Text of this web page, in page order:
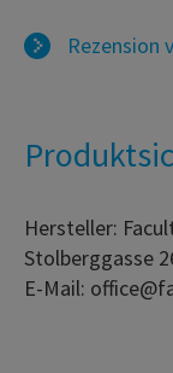
Rezension
Hersteller:
Stolberggasse
E-Mail: